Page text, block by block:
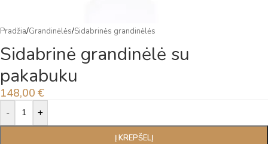
Pradžia/Grandinėlės/Sidabrinės grandinėlės
Sidabrinė grandinėlė su
pakabuku
148,00 €
- +
Į KREPŠELĮ
Alternative: